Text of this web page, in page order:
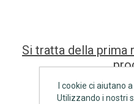
Si tratta della prima
I cookie ci aiutano
Utilizzando i nostri